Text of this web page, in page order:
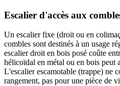
Escalier d'accès aux
Un escalier fixe (droit ou en
combles sont destinés à un usage
escalier droit en bois posé coûte
hélicoïdal en métal ou en bois peut
L'escalier escamotable (trappe) ne
rangement, pas pour une pièce de